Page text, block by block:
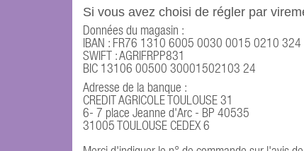
Si vous avez choisi de régler par
Données du magasin :
IBAN : FR76 1310 6005 0030 0015 0210 324
SWIFT : AGRIFRPP831
BIC 13106 00500 30001502103 24
Adresse de la banque :
CREDIT AGRICOLE TOULOUSE 31
6- 7 place Jeanne d'Arc - BP 40535
31005 TOULOUSE CEDEX 6